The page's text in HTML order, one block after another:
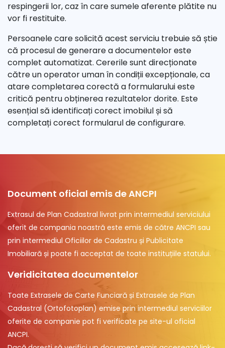
respingerii lor, caz în care sumele aferente plătite nu
vor fi restituite.
Persoanele care solicită acest serviciu trebuie să știe
că procesul de generare a documentelor este
complet automatizat. Cererile sunt direcționate
către un operator uman în condiții excepționale, ca
atare completarea corectă a formularului este
critică pentru obținerea rezultatelor dorite. Este
esențial să identificați corect imobilul și să
completați corect formularul de configurare.
Document oficial emis de ANCPI
Extrasul de Plan Cadastral livrat prin intermediul serviciului
oferit de compania noastră este emis de către ANCPI sau
prin intermediul Oficiilor de Cadastru și Publicitate
Imobiliară și poate fi acceptat de toate instituțiile statului.
Veridicitatea documentelor
Toate Extrasele de Carte Funciară și Extrasele de Plan
Cadastral (Ortofotoplan) emise prin intermediul serviciilor
oferite de companie pot fi verificate pe site-ul oficial
ANCPI.